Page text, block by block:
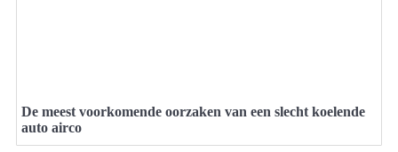
De meest voorkomende oorzaken van een slecht koelende
auto airco